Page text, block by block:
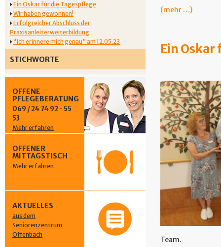
Ein Oskar für die Tagespflege
Wir haben gewonnen!
Erfolgreicher Abschluss der
Praxisanleiterweiterbildung
“Ich erinnere mich genau” am 12.05.23
STICHWORTE
OFFENE
PFLEGEBERATUNG
069 / 24 74 92 - 55
53
Mehr erfahren
OFFENER
MITTAGSTISCH
Mehr erfahren
AKTUELLES
aus dem
Seniorenzentrum
Offenbach
(mehr …)
Ein
Team.